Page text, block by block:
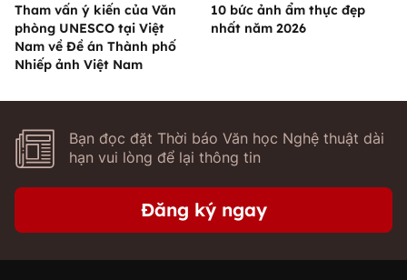
Tham vấn ý kiến của Văn
phòng UNESCO tại Việt
Nam về Đề án Thành phố
Nhiếp ảnh Việt Nam
10 bức ảnh ẩm thực đẹp
nhất năm 2026
Bạn đọc đặt Thời báo Văn học Nghệ thuật dài
hạn vui lòng để lại thông tin
Đăng ký ngay